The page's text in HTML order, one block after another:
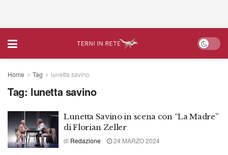
Home Tag lunetta savino
Tag: lunetta savino
Lunetta Savino in scena con “La Madre”
di Florian Zeller
di Redazione 24 MARZO 2024